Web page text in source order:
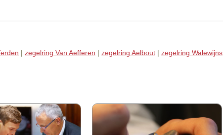
| zegelring Van Aefferen | zegelring Aelbout | zegelring Walewijns